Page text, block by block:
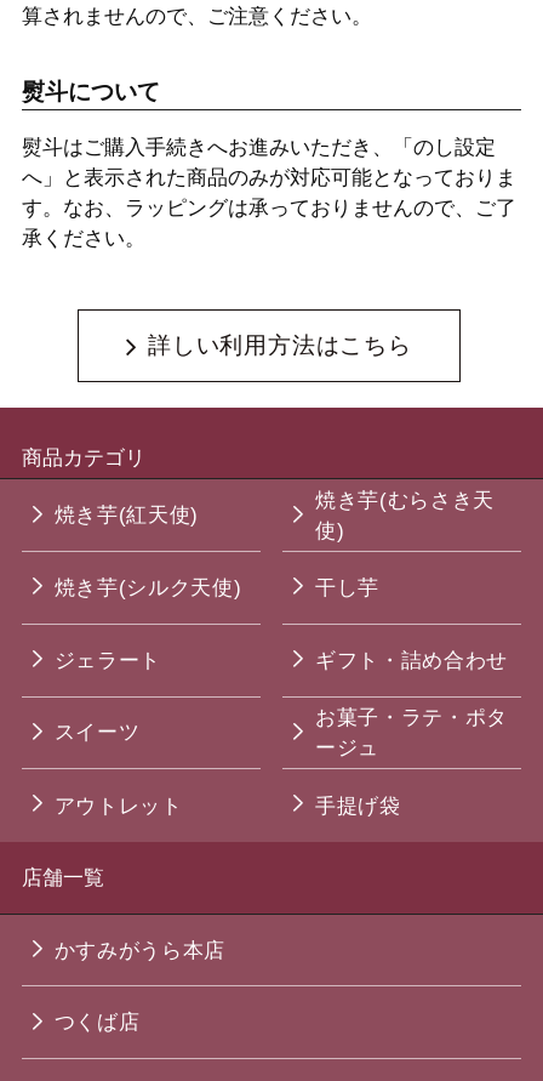
算されませんので、ご注意ください。
熨斗について
熨斗はご購入手続きへお進みいただき、「のし設定
へ」と表示された商品のみが対応可能となっておりま
す。なお、ラッピングは承っておりませんので、ご了
承ください。
詳しい利用方法はこちら
商品カテゴリ
焼き芋(紅天使)
焼き芋(むらさき天
使)
焼き芋(シルク天使) 干し芋
ジェラート ギフト・詰め合わせ
スイーツ
お菓子・ラテ・ポタ
ージュ
アウトレット 手提げ袋
店舗一覧
かすみがうら本店
つくば店